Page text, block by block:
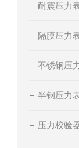
耐震压力
隔膜压力
不锈钢压
半钢压力
压力校验